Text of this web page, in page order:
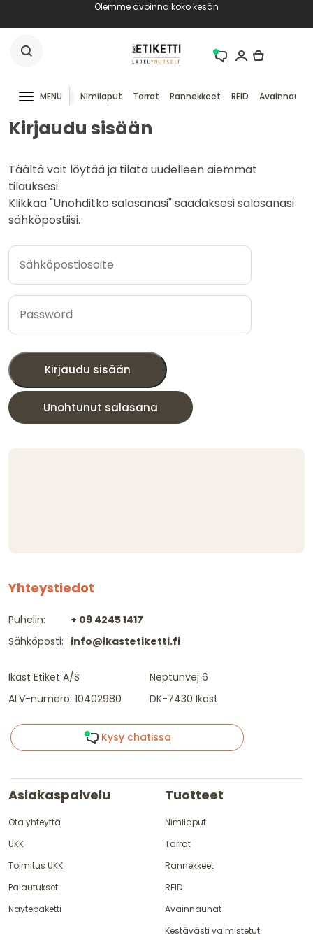
Olemme avoinna koko kesän
MENU Nimilaput Tarrat Rannekkeet RFID
Kirjaudu sisään
Täältä voit löytää ja tilata uudelleen aiemmat
tilauksesi.
Klikkaa "Unohditko salasanasi" saadaksesi salasanasi
sähköpostiisi.
Kirjaudu sisään
Unohtunut salasana
Yhteystiedot
Puhelin:
Sähköposti:
+ 09 4245 1417
info@ikastetiketti.fi
Ikast Etiket A/S
ALV-numero: 10402980
Neptunvej 6
DK-7430 Ikast
Kysy chatissa
Asiakaspalvelu
Ota yhteyttä
UKK
Toimitus UKK
Palautukset
Näytepaketti
Tuotteet
Nimilaput
Tarrat
Rannekkeet
RFID
Avainnauhat
Kestävästi valmistetut